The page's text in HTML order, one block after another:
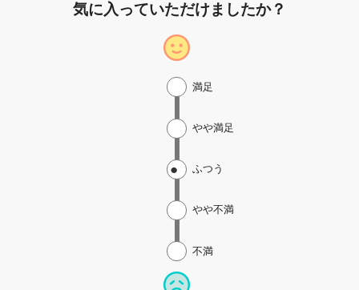
気に入っていただけましたか？
不満
やや不満
ふつう
やや満足
満足